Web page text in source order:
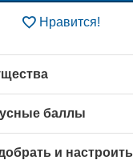
Нравится!
баллы
и настроить